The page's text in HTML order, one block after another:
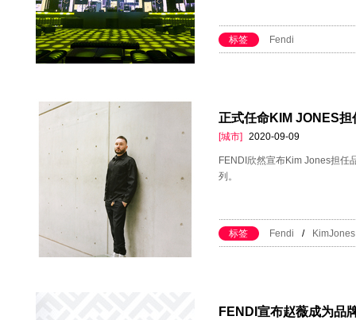
标签 Fendi
正式任命KIM JONES
[城市] 2020-09-09
FENDI欣然宣布Kim Jones担任
列。
标签 Fendi / KimJones
FENDI宣布赵薇成为品